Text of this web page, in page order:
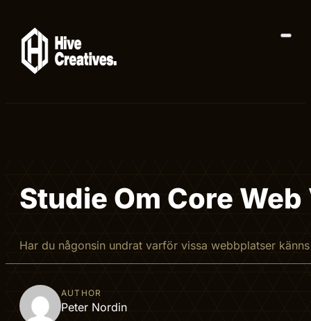
Studie Om Core
Har du någonsin undrat varför vissa webbplatser
AUTHOR
Peter Nordin